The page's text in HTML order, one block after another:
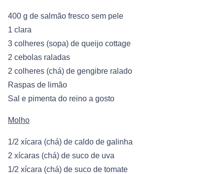
400 g de salmão fresco sem pele
1 clara
3 colheres (sopa) de queijo cottage
2 cebolas raladas
2 colheres (chá) de gengibre ralado
Raspas de limão
Sal e pimenta do reino a gosto
Molho
1/2 xícara (chá) de caldo de galinha
2 xícaras (chá) de suco de uva
1/2 xícara (chá) de suco de tomate